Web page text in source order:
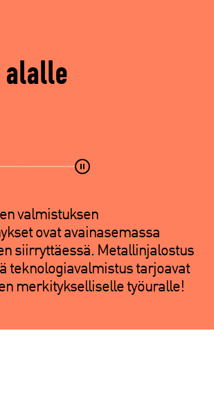
valmistuksen
ovat avainasemassa
siirryttäessä. Metallinjalostus
teknologiavalmistus tarjoavat
merkitykselliselle työuralle!